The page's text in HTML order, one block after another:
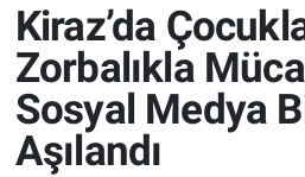
Kiraz’da
Zorbalıkla
Sosyal Medya
Aşılandı